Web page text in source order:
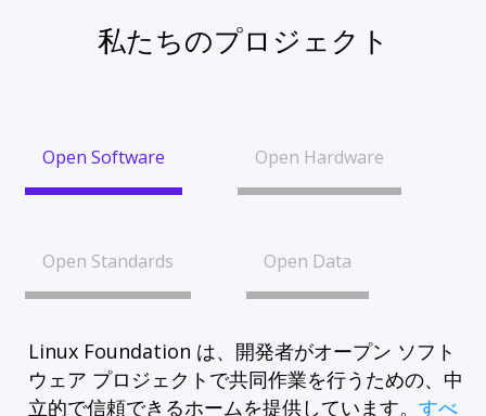
私たちのプロジェクト
Open Software Open Hardware
Open Standards Open Data
Linux Foundation は、開発者がオープン ソフト
ウェア プロジェクトで共同作業を行うための、中
立的で信頼できるホームを提供しています。 すべ